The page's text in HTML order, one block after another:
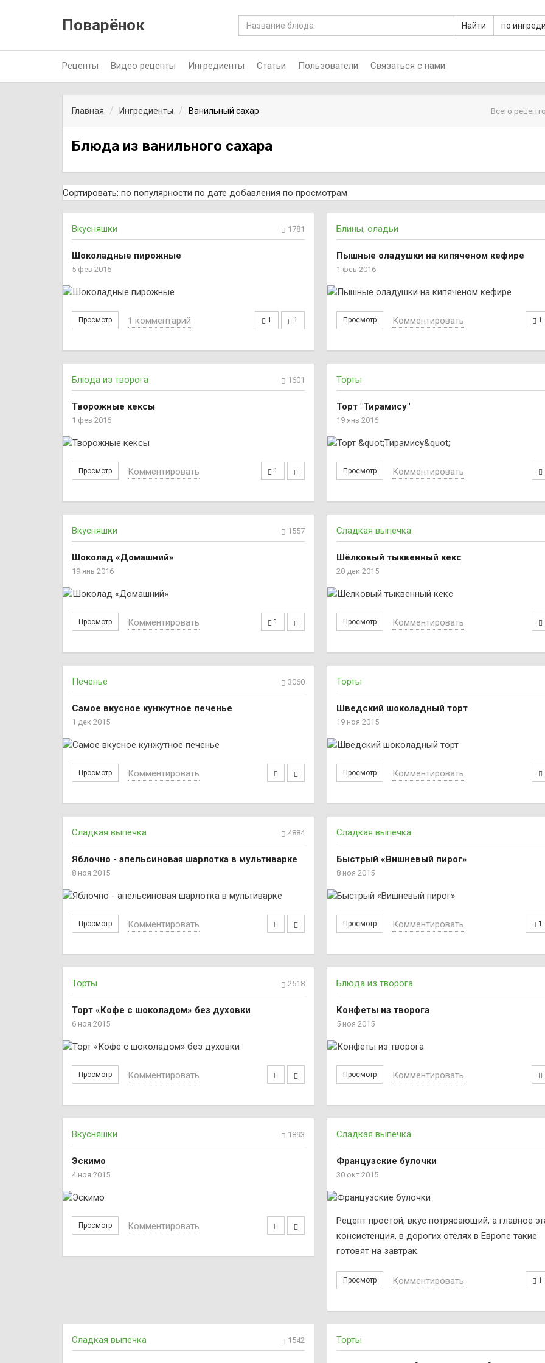
Поварёнок Найти по
Рецепты Видео рецепты Ингредиенты Статьи Пользователи Связаться с нами
Главная Ингредиенты Ванильный сахар Всего
Блюда из ванильного сахара
Сортировать: по популярности по дате добавления по просмотрам
Вкусняшки 1781
Шоколадные пирожные
5 фев 2016
Просмотр 1 1
1 комментарий
Блины, оладьи
Пышные оладушки на кипяченом кефире
1 фев 2016
Просмотр 1
Комментировать
Блюда из творога 1601
Творожные кексы
1 фев 2016
Просмотр 1
Комментировать
Торты
Торт "Тирамису"
19 янв 2016
Просмотр Комментировать
Вкусняшки 1557
Шоколад «Домашний»
19 янв 2016
Просмотр 1
Комментировать
Сладкая выпечка
Шёлковый тыквенный кекс
20 дек 2015
Просмотр Комментировать
Печенье 3060
Самое вкусное кунжутное печенье
1 дек 2015
Просмотр Комментировать
Торты
Шведский шоколадный торт
19 ноя 2015
Просмотр Комментировать
Сладкая выпечка 4884
Яблочно - апельсиновая шарлотка в мультиварке
8 ноя 2015
Просмотр Комментировать
Сладкая выпечка
Быстрый «Вишневый пирог»
8 ноя 2015
Просмотр 1
Комментировать
Торты 2518
Торт «Кофе с шоколадом» без духовки
6 ноя 2015
Просмотр Комментировать
Блюда из творога
Конфеты из творога
5 ноя 2015
Просмотр Комментировать
Вкусняшки 1893
Эскимо
4 ноя 2015
Просмотр Комментировать
Сладкая выпечка
Французские булочки
30 окт 2015
Рецепт простой, вкус потрясающий, а главное
консистенция, в дорогих отелях в Европе такие
готовят на завтрак.
Просмотр 1
Комментировать
Сладкая выпечка 1542 Торты